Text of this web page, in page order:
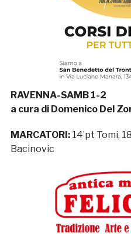
RAVENNA-SAMB 1-2
a cura di Domenico Del
MARCATORI: 14’pt Tomi,
Bacinovic